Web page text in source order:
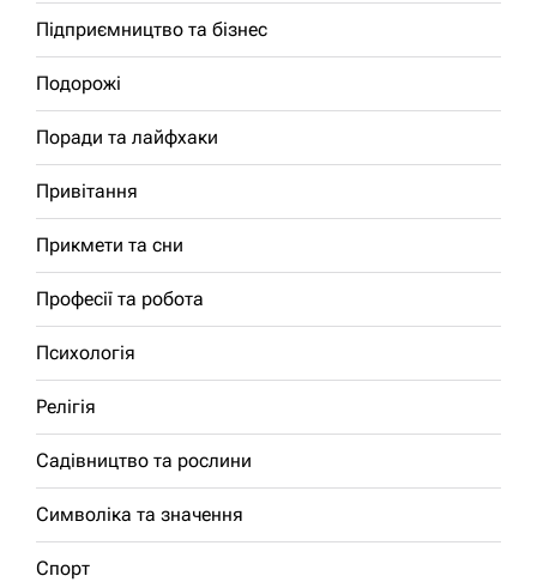
Підприємництво та бізнес
Подорожі
Поради та лайфхаки
Привітання
Прикмети та сни
Професії та робота
Психологія
Релігія
Садівництво та рослини
Символіка та значення
Спорт